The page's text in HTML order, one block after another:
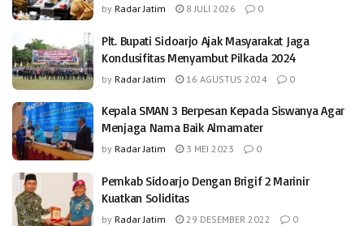
by Radar Jatim 8 JULI 2026 0
Plt. Bupati Sidoarjo Ajak Masyarakat Jaga
Kondusifitas Menyambut Pilkada 2024
by Radar Jatim 16 AGUSTUS 2024 0
Kepala SMAN 3 Berpesan Kepada Siswanya Agar
Menjaga Nama Baik Almamater
by Radar Jatim 3 MEI 2023 0
Pemkab Sidoarjo Dengan Brigif 2 Marinir
Kuatkan Soliditas
by Radar Jatim 29 DESEMBER 2022 0